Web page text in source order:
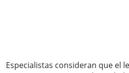
Especialistas consideran que el